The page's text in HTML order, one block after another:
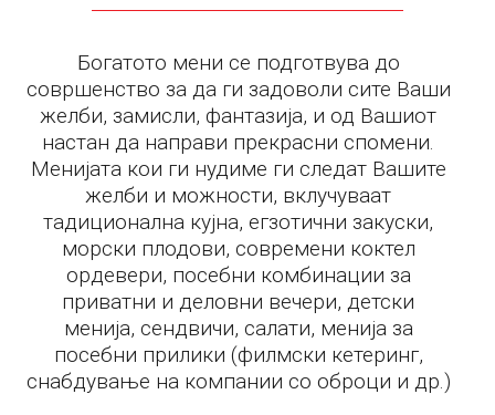
Богатото мени се подготвува до
совршенство за да ги задоволи сите Ваши
желби, замисли, фантазија, и од Вашиот
настан да направи прекрасни спомени.
Менијата кои ги нудиме ги следат Вашите
желби и можности, вклучуваат
тадиционална кујна, егзотични закуски,
морски плодови, современи коктел
ордевери, посебни комбинации за
приватни и деловни вечери, детски
менија, сендвичи, салати, менија за
посебни прилики (филмски кетеринг,
снабдување на компании со оброци и др.)